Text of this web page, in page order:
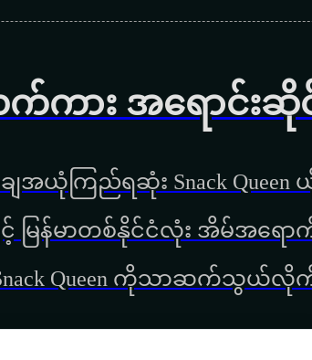
သင်္ကြန်ပန်းနဲ့သင်္ကြ
မမကိုယ်တိုင်က (ဇော်ဝ
ကမယ်ဆိုတီးပါမယ် (ဇ
ညှင်းသွဲ့သွဲ့လေပြည် (
ကဲနေပြီ (ဇော်ဝင်းထွ
ကား အရောင်းဆို
အယုံကြည်ရဆုံး Snack Queen
ြင့် မြန်မာတစ်နိုင်ငံလုံး အိမ်အရေ
Queen ကိုသာဆက်သွယ်လိုက်